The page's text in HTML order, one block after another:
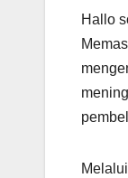
Hallo